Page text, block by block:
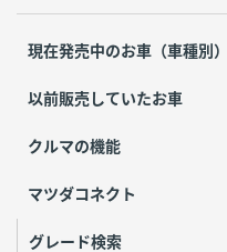
現在発売中のお車（車種別）
以前販売していたお車
クルマの機能
マツダコネクト
グレード検索